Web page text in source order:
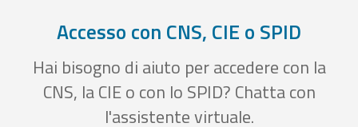
Accesso con CNS, CIE o SPID
Hai bisogno di aiuto per accedere con la
CNS, la CIE o con lo SPID? Chatta con
l'assistente virtuale.